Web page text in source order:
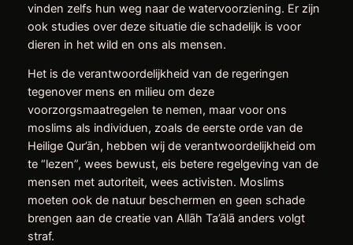
vinden zelfs hun weg naar de watervoorziening. Er zijn
ook studies over deze situatie die schadelijk is voor
dieren in het wild en ons als mensen.
Het is de verantwoordelijkheid van de regeringen
tegenover mens en milieu om deze
voorzorgsmaatregelen te nemen, maar voor ons
moslims als individuen, zoals de eerste orde van de
Heilige Qur’ān, hebben wij de verantwoordelijkheid om
te “lezen”, wees bewust, eis betere regelgeving van de
mensen met autoriteit, wees activisten. Moslims
moeten ook de natuur beschermen en geen schade
brengen aan de creatie van Allāh Ta’ālā anders volgt
straf.